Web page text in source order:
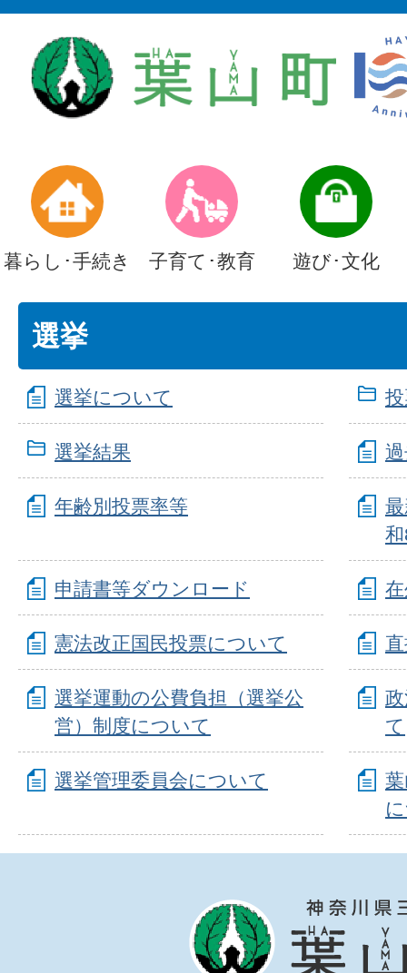
暮らし･手続き 子育て･教育 遊び･文化
選挙
選挙について
選挙結果
年齢別投票率等
申請書等ダウンロード
憲法改正国民投票について
選挙運動の公費負担（選挙公
営）制度について
て
選挙管理委員会について